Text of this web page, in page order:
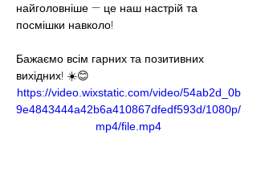
найголовніше — це наш настрій та
посмішки навколо!
Бажаємо всім гарних та позитивних
вихідних! ☀️😊
https://video.wixstatic.com/video/54ab2d_0b
9e4843444a42b6a410867dfedf593d/1080p/
mp4/file.mp4